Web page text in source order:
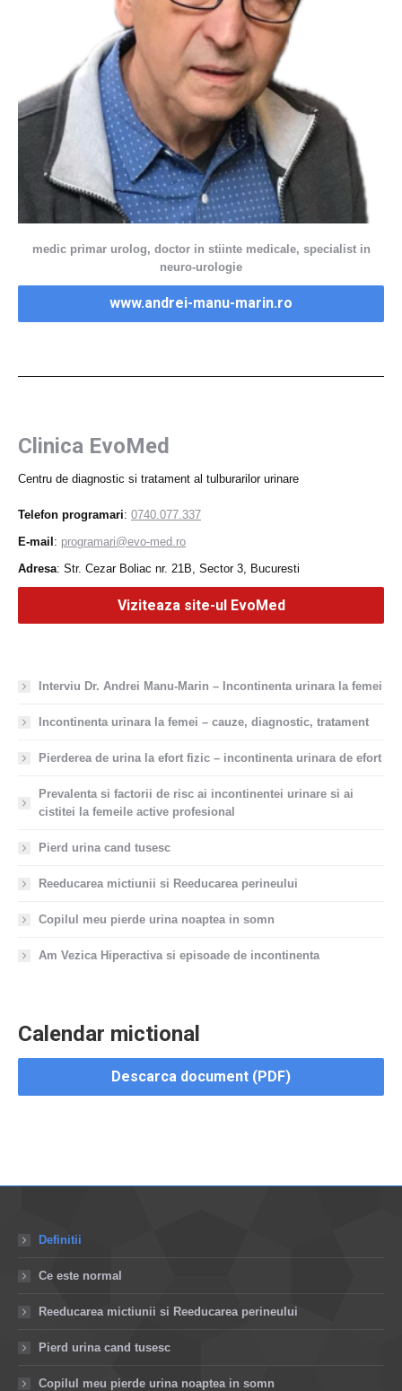
medic primar urolog, doctor in stiinte medicale, specialist in
neuro-urologie
www.andrei-manu-marin.ro
Clinica EvoMed
Centru de diagnostic si tratament al tulburarilor urinare
Telefon programari: 0740.077.337
E-mail : programari@evo-med.ro
Adresa: Str. Cezar Boliac nr. 21B, Sector 3, Bucuresti
Viziteaza site-ul EvoMed
Interviu Dr. Andrei Manu-Marin – Incontinenta urinara la femei
Incontinenta urinara la femei – cauze, diagnostic, tratament
Pierderea de urina la efort fizic – incontinenta urinara de efort
Prevalenta si factorii de risc ai incontinentei urinare si ai
cistitei la femeile active profesional
Pierd urina cand tusesc
Reeducarea mictiunii si Reeducarea perineului
Copilul meu pierde urina noaptea in somn
Am Vezica Hiperactiva si episoade de incontinenta
Calendar mictional
Descarca document (PDF)
Definitii
Ce este normal
Reeducarea mictiunii si Reeducarea perineului
Pierd urina cand tusesc
Copilul meu pierde urina noaptea in somn